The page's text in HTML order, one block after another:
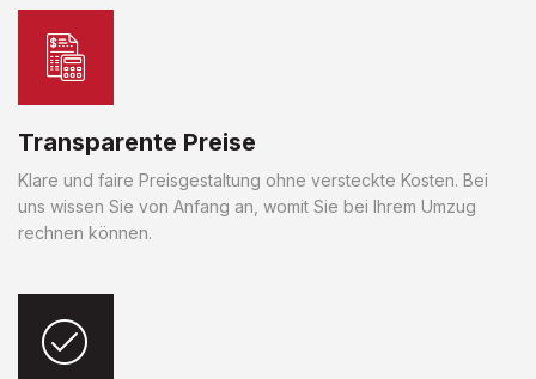
Transparente Preise
Klare und faire Preisgestaltung ohne versteckte Kosten. Bei
uns wissen Sie von Anfang an, womit Sie bei Ihrem Umzug
rechnen können.